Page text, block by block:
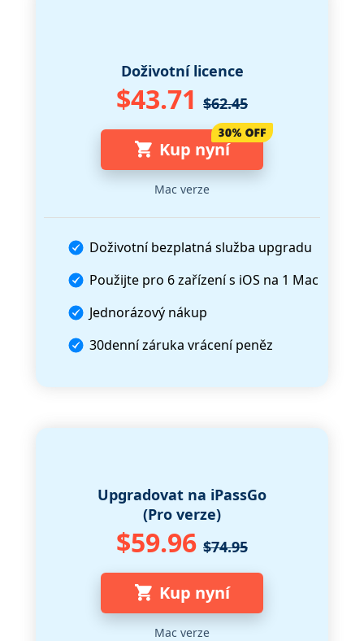
Doživotní licence
$43.71 $62.45
Kup nyní
Mac verze
Doživotní bezplatná služba upgradu
Použijte pro 6 zařízení s iOS na 1 Mac
Jednorázový nákup
30denní záruka vrácení peněz
Upgradovat na iPassGo
(Pro verze)
$59.96 $74.95
Kup nyní
Mac verze